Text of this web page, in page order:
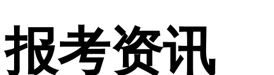
报考资讯